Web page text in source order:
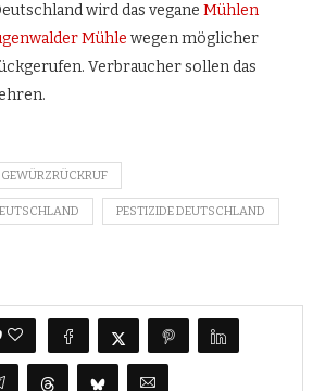
wird das vegane Mühlen
Mühle wegen möglicher
Verbraucher sollen das
GEWÜRZRÜCKRUF
PESTIZIDE DEUTSCHLAND